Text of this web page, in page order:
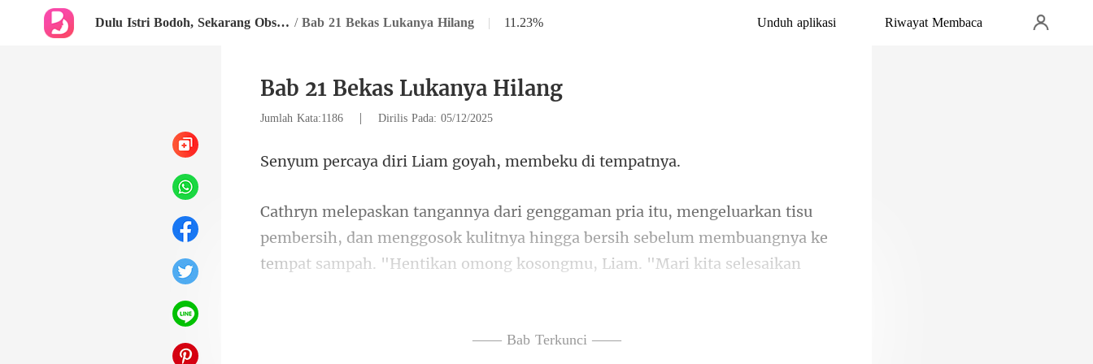
Dulu Istri Bodoh, Sekarang Obsesi Abadi / Bab 21 Bekas Lukanya Hilang | 11.23% Unduh aplikasi Riwayat Membaca
Bab 21 Bekas Lukanya Hilang
Jumlah Kata:1186 | Dirilis Pada: 05/12/2025
i Liam goyah, memb
ih, dan menggosok kulitnya hingga bersih sebelum membuangnya ke
tempat sampah.
elajahinya, penye—— Bab Terkunci ——